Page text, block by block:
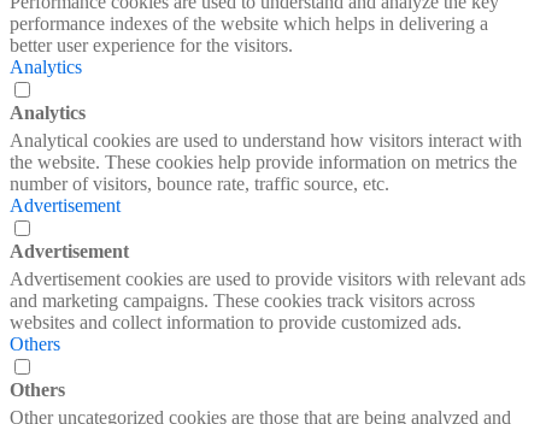
performance indexes of the website which helps in delivering a
better user experience for the visitors.
Analytics
Analytics
Analytical cookies are used to understand how visitors interact with
the website. These cookies help provide information on metrics the
number of visitors, bounce rate, traffic source, etc.
Advertisement
Advertisement
Advertisement cookies are used to provide visitors with relevant ads
and marketing campaigns. These cookies track visitors across
websites and collect information to provide customized ads.
Others
Others
Other uncategorized cookies are those that are being analyzed and